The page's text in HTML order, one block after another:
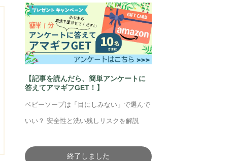
【記事を読んだら、簡単アンケートに
答えてアマギフGET！】
ベビーソープは「目にしみない」で選んで
いい？ 安全性と洗い残しリスクを解説
終了しました